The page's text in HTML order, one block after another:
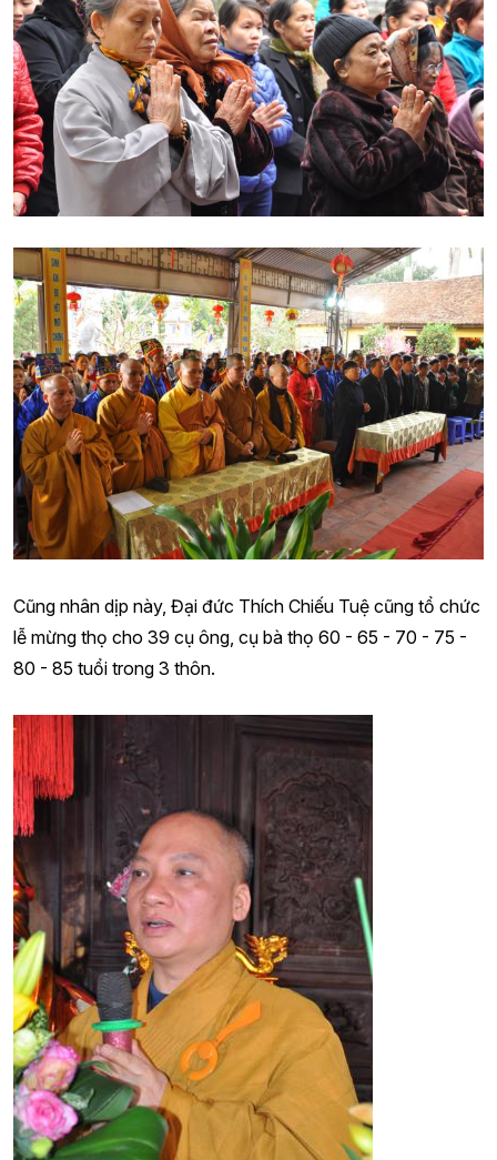
Cũng nhân dịp này, Đại đức Thích Chiếu Tuệ cũng tổ chức
lễ mừng thọ cho 39 cụ ông, cụ bà thọ 60 - 65 - 70 - 75 -
80 - 85 tuổi trong 3 thôn.